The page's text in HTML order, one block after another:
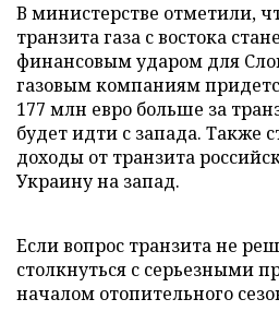
В министерстве отметили,
транзита газа с востока
финансовым ударом для
газовым компаниям
177 млн евро больше за
будет идти с запада. Также
доходы от транзита
Украину на запад.
Если вопрос транзита не
столкнуться с серьезными
началом отопительного